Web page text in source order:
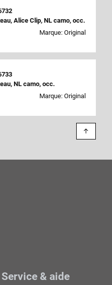
Alice Clip, NL camo, occ.
Marque: Original
NL camo, occ.
Marque: Original
↑
Service & aide